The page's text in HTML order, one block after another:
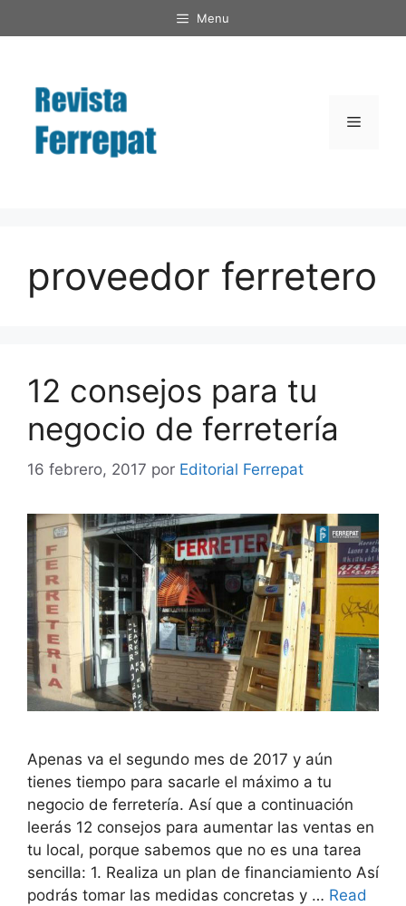
al
Menu
Menú
proveedor ferretero
12 consejos para tu
negocio de ferretería
16 febrero, 2017 por Editorial Ferrepat
Apenas va el segundo mes de 2017 y aún
tienes tiempo para sacarle el máximo a tu
negocio de ferretería. Así que a continuación
leerás 12 consejos para aumentar las ventas en
tu local, porque sabemos que no es una tarea
sencilla: 1. Realiza un plan de financiamiento Así
podrás tomar las medidas concretas y … Read